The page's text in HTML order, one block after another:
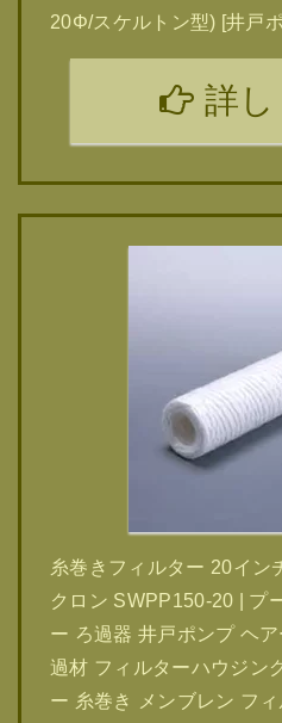
20Φ/スケルトン型) [井戸
詳し
糸巻きフィルター 20イン
クロン SWPP150-20 | プ
ー ろ過器 井戸ポンプ ヘ
過材 フィルターハウジン
ー 糸巻き メンブレン フ